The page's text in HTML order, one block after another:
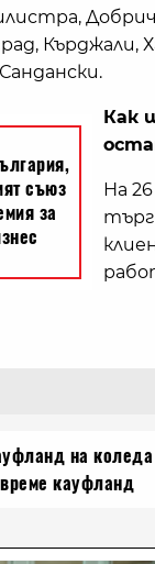
Кърджали,
Как
На
на коледа
кауфланд